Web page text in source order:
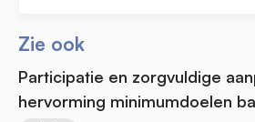
Zie ook
Participatie en zorgvuldige
hervorming minimumdoelen